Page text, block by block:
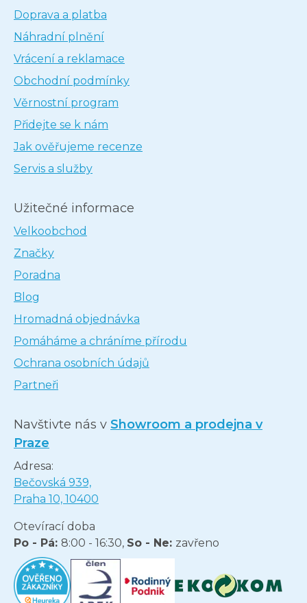
Doprava a platba
Náhradní plnění
Vrácení a reklamace
Obchodní podmínky
Věrnostní program
Přidejte se k nám
Jak ověřujeme recenze
Servis a služby
Užitečné informace
Velkoobchod
Značky
Poradna
Blog
Hromadná objednávka
Pomáháme a chráníme přírodu
Ochrana osobních údajů
Partneři
Navštivte nás v Showroom a prodejna v
Praze
Adresa:
Bečovská 939,
Praha 10, 10400
Otevírací doba
Po - Pá: 8:00 - 16:30, So - Ne: zavřeno